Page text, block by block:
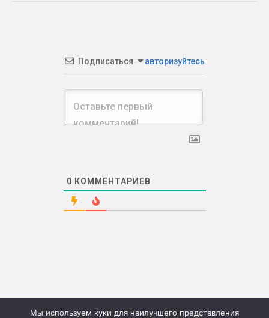
Подписаться авторизуйтесь
0 КОММЕНТАРИЕВ
Мы используем куки для наилучшего представления